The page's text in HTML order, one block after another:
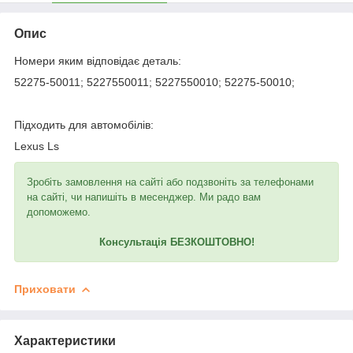
Опис
Номери яким відповідає деталь:
52275-50011; 5227550011; 5227550010; 52275-50010;
Підходить для автомобілів:
Lexus Ls
Зробіть замовлення на сайті або подзвоніть за телефонами
на сайті, чи напишіть в месенджер. Ми радо вам
допоможемо.
Консультація БЕЗКОШТОВНО!
Приховати
Характеристики